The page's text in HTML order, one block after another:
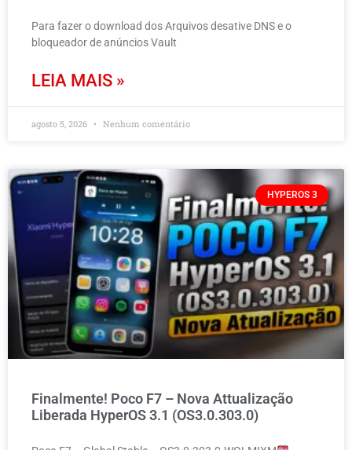
Para fazer o download dos Arquivos desative DNS e o
bloqueador de anúncios Vault
LEIA MAIS »
agosto 5, 2026 Nenhum comentário
HYPEROS 3
Finalmente! Poco F7 – Nova Attualização
Liberada HyperOS 3.1 (OS3.0.303.0)